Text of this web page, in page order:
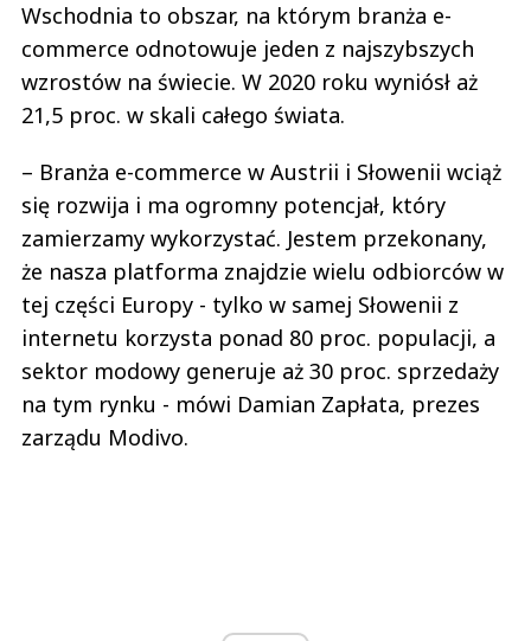
Wschodnia to obszar, na którym branża e-
commerce odnotowuje jeden z najszybszych
wzrostów na świecie. W 2020 roku wyniósł aż
21,5 proc. w skali całego świata.
– Branża e-commerce w Austrii i Słowenii wciąż
się rozwija i ma ogromny potencjał, który
zamierzamy wykorzystać. Jestem przekonany,
że nasza platforma znajdzie wielu odbiorców w
tej części Europy - tylko w samej Słowenii z
internetu korzysta ponad 80 proc. populacji, a
sektor modowy generuje aż 30 proc. sprzedaży
na tym rynku - mówi Damian Zapłata, prezes
zarządu Modivo.